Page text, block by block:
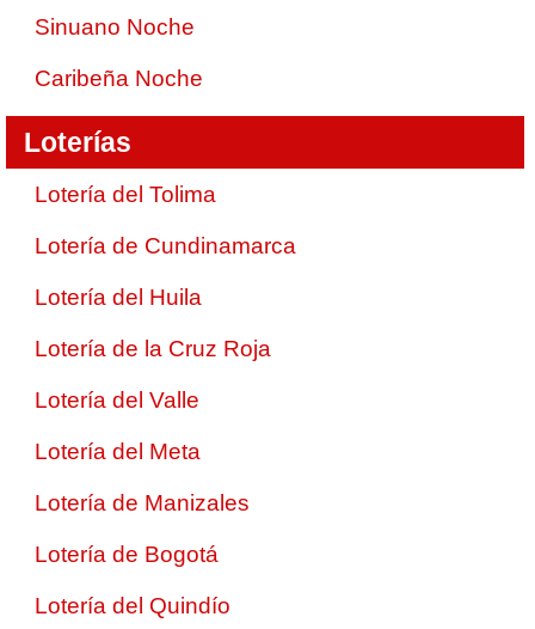
Sinuano Noche
Caribeña Noche
Loterías
Lotería del Tolima
Lotería de Cundinamarca
Lotería del Huila
Lotería de la Cruz Roja
Lotería del Valle
Lotería del Meta
Lotería de Manizales
Lotería de Bogotá
Lotería del Quindío